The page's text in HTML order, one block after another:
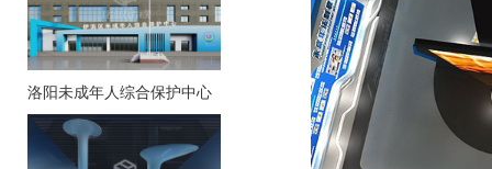
洛阳未成年人综合保护中心